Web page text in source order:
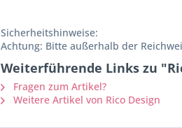
Sicherheitshinweise:
Achtung: Bitte außerhalb der
Weiterführende Links zu
Fragen zum Artikel?
Weitere Artikel von Rico Design